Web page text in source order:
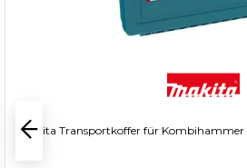
Makita Transportkoffer für Kombihammer